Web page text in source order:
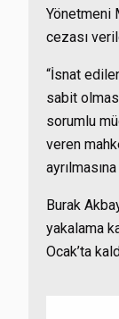
Yönetmeni
cezası
“İsnat
sabit
sorumlu
veren
Burak
yakalama
Ocak’ta